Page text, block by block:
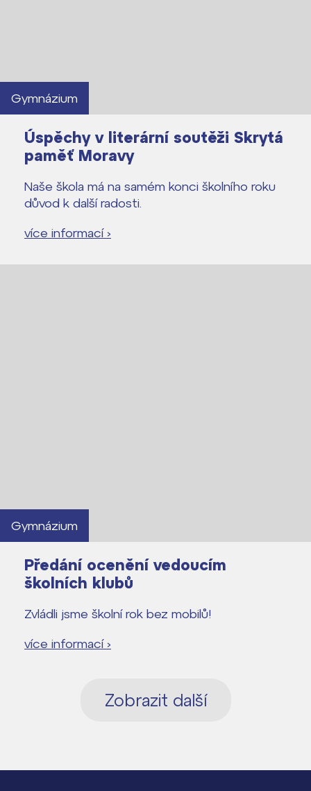
Gymnázium
Úspěchy v literární soutěži Skrytá
paměť Moravy
Naše škola má na samém konci školního roku
důvod k další radosti.
více informací ›
Gymnázium
Předání ocenění vedoucím
školních klubů
Zvládli jsme školní rok bez mobilů!
více informací ›
Zobrazit další